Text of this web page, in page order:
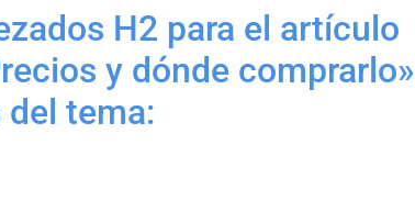
H2 para el artículo
y dónde comprarlo»
tema: